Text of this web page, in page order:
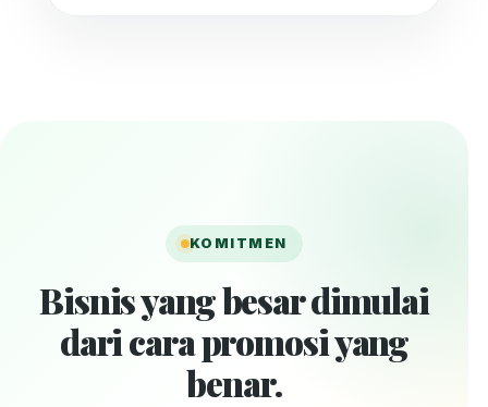
KOMITMEN
Bisnis yang besar dimulai
dari cara promosi yang
benar.